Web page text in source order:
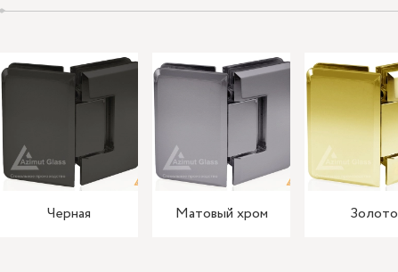
Черная Матовый хром Золото